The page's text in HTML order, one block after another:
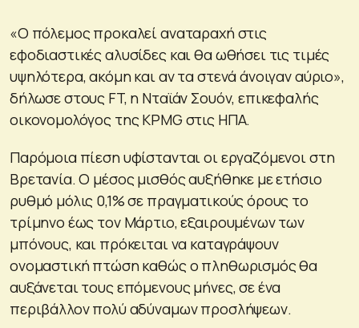
«Ο πόλεμος προκαλεί αναταραχή στις
εφοδιαστικές αλυσίδες και θα ωθήσει τις τιμές
υψηλότερα, ακόμη και αν τα στενά άνοιγαν αύριο»,
δήλωσε στους FT, η Νταϊάν Σουόν, επικεφαλής
οικονομολόγος της KPMG στις ΗΠΑ.
Παρόμοια πίεση υφίστανται οι εργαζόμενοι στη
Βρετανία. Ο μέσος μισθός αυξήθηκε με ετήσιο
ρυθμό μόλις 0,1% σε πραγματικούς όρους το
τρίμηνο έως τον Μάρτιο, εξαιρουμένων των
μπόνους, και πρόκειται να καταγράψουν
ονομαστική πτώση καθώς ο πληθωρισμός θα
αυξάνεται τους επόμενους μήνες, σε ένα
περιβάλλον πολύ αδύναμων προσλήψεων.